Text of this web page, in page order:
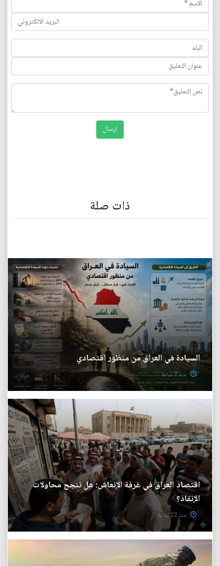
ذات صلة
السيادة في العراق من منظور اقتصادي
منذ 2 ساعة
اقتصاد العراق في غرفة الإنعاش: هل تنجح محاولات
الإنقاذ؟
منذ 22 ساعة